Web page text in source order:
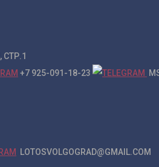
+7 925-091-18-23
LOTOSVOLGOGRAD@GMAIL.COM